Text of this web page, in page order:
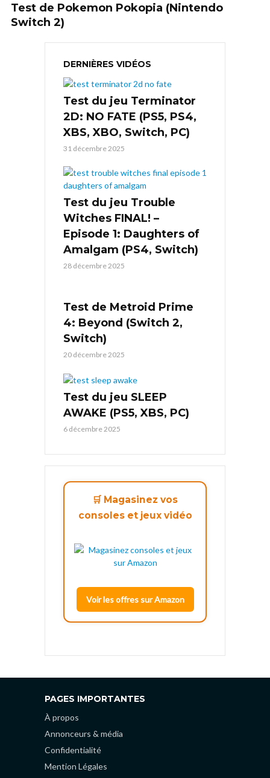
Test de Pokemon Pokopia (Nintendo
Switch 2)
DERNIÈRES VIDÉOS
Test du jeu Terminator
2D: NO FATE (PS5, PS4,
XBS, XBO, Switch, PC)
31 décembre 2025
Test du jeu Trouble
Witches FINAL! –
Episode 1: Daughters of
Amalgam (PS4, Switch)
28 décembre 2025
Test de Metroid Prime
4: Beyond (Switch 2,
Switch)
20 décembre 2025
Test du jeu SLEEP
AWAKE (PS5, XBS, PC)
6 décembre 2025
🛒 Magasinez vos
consoles et jeux vidéo
Voir les offres sur Amazon
PAGES IMPORTANTES
À propos
Annonceurs & média
Confidentialité
Mention Légales